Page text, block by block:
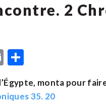
2
Email
monta pour
35. 20